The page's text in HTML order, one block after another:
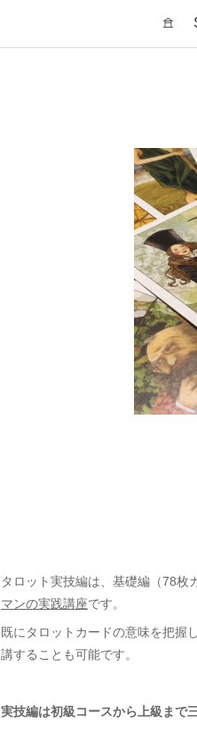
𖠿
タロット実技編は、基礎編（78枚
マンの実践講座です。
既にタロットカードの意味を把握
講することも可能です。
実技編は初級コースから上級まで